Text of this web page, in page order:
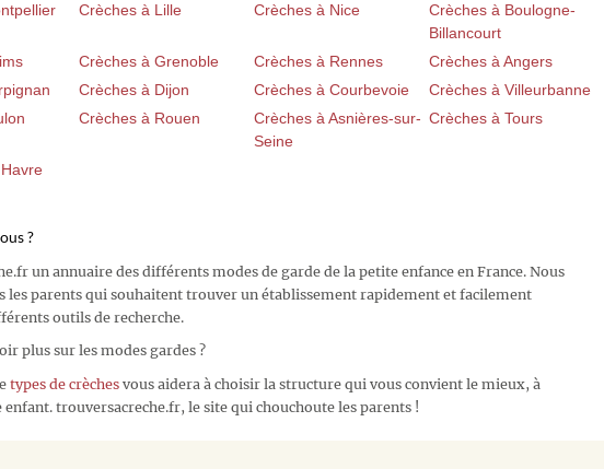
Crèches à Lille Crèches à Nice
Crèches à Boulogne-
Billancourt
Crèches à Grenoble Crèches à Rennes
Crèches à Angers
Crèches à Dijon Crèches à Courbevoie
Crèches à Villeurbanne
Crèches à Rouen
Crèches à Asnières-sur-
Seine
Crèches à Tours
?
un annuaire des différents modes de garde de la petite enfance en France. Nous
les parents qui souhaitent trouver un établissement rapidement et facilement
outils de recherche.
plus sur les modes gardes ?
types de crèches vous aidera à choisir la structure qui vous convient le mieux, à
enfant. trouversacreche.fr, le site qui chouchoute les parents !